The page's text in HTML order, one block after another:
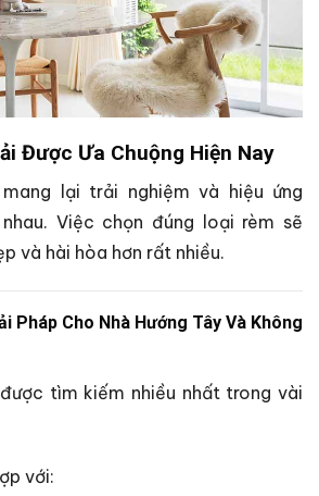
Được Ưa Chuộng Hiện Nay
lại trải nghiệm và hiệu ứng
Việc chọn đúng loại rèm sẽ
và hài hòa hơn rất nhiều.
Pháp Cho Nhà Hướng Tây Và Không
tìm kiếm nhiều nhất trong vài
với: